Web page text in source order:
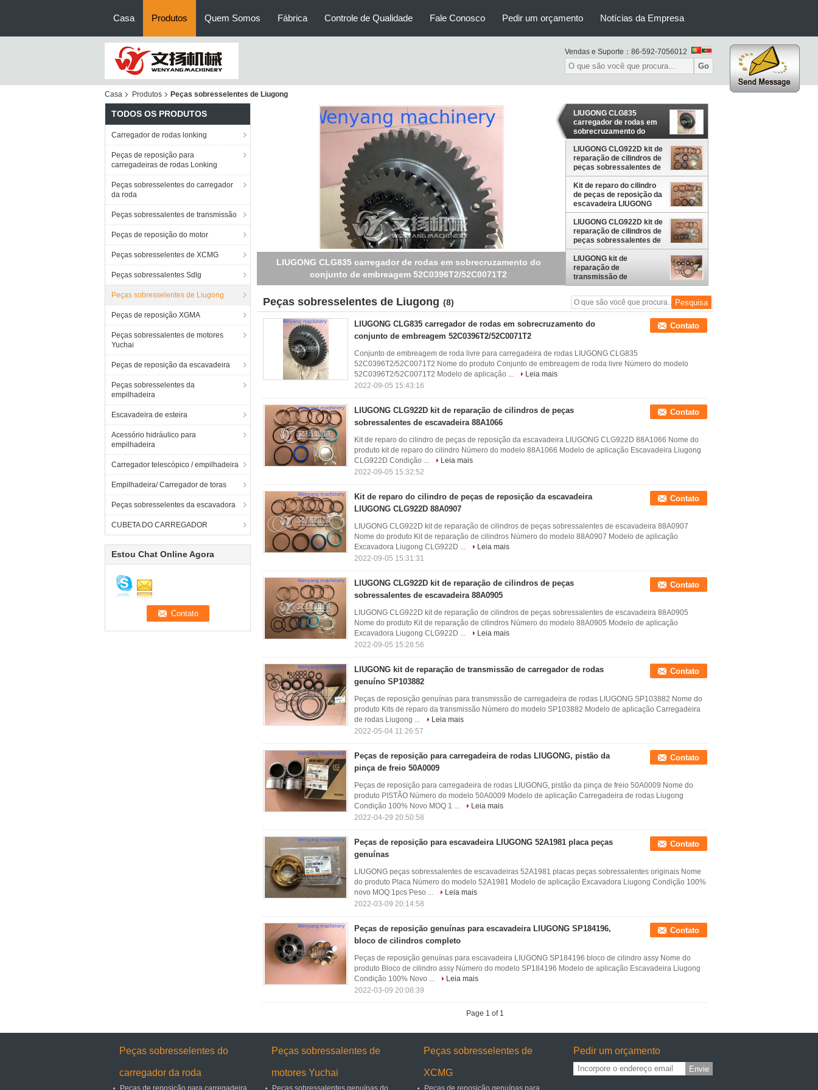
Casa Produtos Quem Somos Fábrica Controle de Qualidade Fale Conosco Pedir um orçamento Notícias da Empresa
Vendas e Suporte： 86-592-7056012
Go
Casa Produtos Peças sobresselentes de Liugong
TODOS OS PRODUTOS
Carregador de rodas lonking
Peças de reposição para
carregadeiras de rodas Lonking
Peças sobresselentes do carregador
da roda
Peças sobressalentes de transmissão
Peças de reposição do motor
Peças sobresselentes de XCMG
Peças sobressalentes Sdlg
Peças sobresselentes de Liugong
Peças de reposição XGMA
Peças sobressalentes de motores
Yuchai
Peças de reposição da escavadeira
Peças sobresselentes da
empilhadeira
Escavadeira de esteira
Acessório hidráulico para
empilhadeira
Carregador telescópico / empilhadeira
Empilhadeira/ Carregador de toras
Peças sobresselentes da escavadora
CUBETA DO CARREGADOR
Estou Chat Online Agora
LIUGONG CLG835 carregador de rodas em sobrecruzamento do
conjunto de embreagem 52C0396T2/52C0071T2
LIUGONG CLG835
carregador de rodas em
sobrecruzamento do
conjunto de embreagem
52C0396T2/52C0071T2
LIUGONG CLG922D kit de
reparação de cilindros de
peças sobressalentes de
escavadeira 88A1066
Kit de reparo do cilindro
de peças de reposição da
escavadeira LIUGONG
CLG922D 88A0907
LIUGONG CLG922D kit de
reparação de cilindros de
peças sobressalentes de
escavadeira 88A0905
LIUGONG kit de
reparação de
transmissão de
carregador de rodas
genuíno SP103882
Peças sobresselentes de Liugong (8)
LIUGONG CLG835 carregador de rodas em sobrecruzamento do
conjunto de embreagem 52C0396T2/52C0071T2
Contato
Conjunto de embreagem de roda livre para carregadeira de rodas LIUGONG CLG835
52C0396T2/52C0071T2 Nome do produto Conjunto de embreagem de roda livre Número do modelo
52C0396T2/52C0071T2 Modelo de aplicação ...
Leia mais
2022-09-05 15:43:16
LIUGONG CLG922D kit de reparação de cilindros de peças
sobressalentes de escavadeira 88A1066
Contato
Kit de reparo do cilindro de peças de reposição da escavadeira LIUGONG CLG922D 88A1066 Nome do
produto kit de reparo do cilindro Número do modelo 88A1066 Modelo de aplicação Escavadeira Liugong
CLG922D Condição ...
Leia mais
2022-09-05 15:32:52
Kit de reparo do cilindro de peças de reposição da escavadeira
LIUGONG CLG922D 88A0907
Contato
LIUGONG CLG922D kit de reparação de cilindros de peças sobressalentes de escavadeira 88A0907
Nome do produto Kit de reparação de cilindros Número do modelo 88A0907 Modelo de aplicação
Excavadora Liugong CLG922D ...
Leia mais
2022-09-05 15:31:31
LIUGONG CLG922D kit de reparação de cilindros de peças
sobressalentes de escavadeira 88A0905
Contato
LIUGONG CLG922D kit de reparação de cilindros de peças sobressalentes de escavadeira 88A0905
Nome do produto Kit de reparação de cilindros Número do modelo 88A0905 Modelo de aplicação
Excavadora Liugong CLG922D ...
Leia mais
2022-09-05 15:28:56
LIUGONG kit de reparação de transmissão de carregador de rodas
genuíno SP103882
Contato
Peças de reposição genuínas para transmissão de carregadeira de rodas LIUGONG SP103882 Nome do
produto Kits de reparo da transmissão Número do modelo SP103882 Modelo de aplicação Carregadeira
de rodas Liugong ...
Leia mais
2022-05-04 11:26:57
Peças de reposição para carregadeira de rodas LIUGONG, pistão da
pinça de freio 50A0009
Contato
Peças de reposição para carregadeira de rodas LIUGONG, pistão da pinça de freio 50A0009 Nome do
produto PISTÃO Número do modelo 50A0009 Modelo de aplicação Carregadeira de rodas Liugong
Condição 100% Novo MOQ 1 ...
Leia mais
2022-04-29 20:50:58
Peças de reposição para escavadeira LIUGONG 52A1981 placa peças
genuínas
Contato
LIUGONG peças sobressalentes de escavadeiras 52A1981 placas peças sobressalentes originais Nome
do produto Placa Número do modelo 52A1981 Modelo de aplicação Excavadora Liugong Condição 100%
novo MOQ 1pcs Peso ...
Leia mais
2022-03-09 20:14:58
Peças de reposição genuínas para escavadeira LIUGONG SP184196,
bloco de cilindros completo
Contato
Peças de reposição genuínas para escavadeira LIUGONG SP184196 bloco de cilindro assy Nome do
produto Bloco de cilindro assy Número do modelo SP184196 Modelo de aplicação Escavadeira Liugong
Condição 100% Novo ...
Leia mais
2022-03-09 20:08:39
Page 1 of 1
Peças sobresselentes do
carregador da roda
Peças de reposição para carregadeira
Peças sobressalentes de
motores Yuchai
Peças sobressalentes genuínas do
Peças sobresselentes de
XCMG
Peças de reposição genuínas para
Pedir um orçamento
Envie